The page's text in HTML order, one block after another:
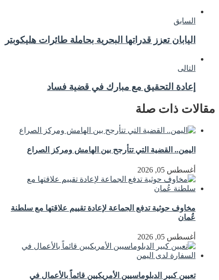
السابق
اليابان تعزز قدراتها البحرية بحاملة طائرات هليكوبتر
التالى
إعادة التحقيق مع مبارك في قضية فساد
مقالات ذات صلة
اليمن.. القضية التي تتأرجح بين الهامش ومركز الصراع
أغسطس 05, 2026
مخاوف حوثية تدفع الجماعة لإعادة تقييم علاقتها مع سلطنة
عُمان
أغسطس 05, 2026
تعيين كبير الدبلوماسيين الأمريكيين قائماً بالأعمال في